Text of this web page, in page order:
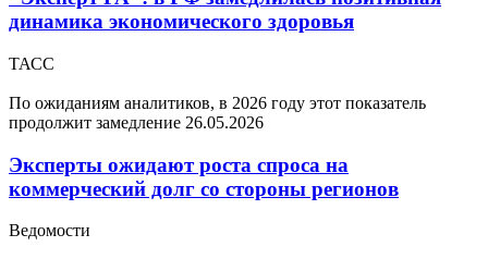
динамика экономического здоровья
ТАСС
По ожиданиям аналитиков, в 2026 году этот показатель
продолжит замедление 26.05.2026
Эксперты ожидают роста спроса на
коммерческий долг со стороны регионов
Ведомости